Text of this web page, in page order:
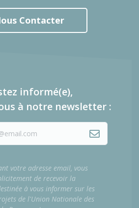
Contacter
informé(e),
à notre newsletter :
votre adresse email, vous
de recevoir la
à vous informer sur les
de l'Union Nationale des